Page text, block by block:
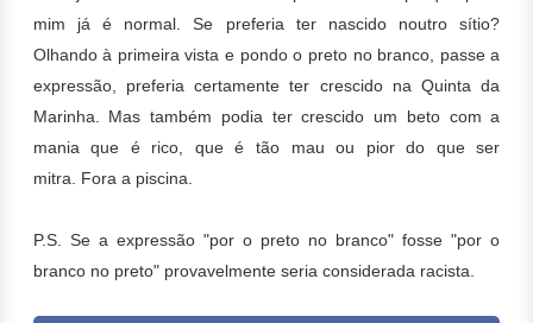
mim já é normal. Se preferia ter nascido noutro sítio?
Olhando à primeira vista e pondo o preto no branco, passe a
expressão, preferia certamente ter crescido na Quinta da
Marinha. Mas também podia ter crescido um beto com a
mania que é rico, que é tão mau ou pior do que ser
mitra. Fora a piscina.
P.S. Se a expressão "por o preto no branco" fosse "por o
branco no preto" provavelmente seria considerada racista.